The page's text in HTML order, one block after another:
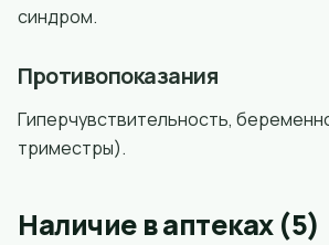
синдром.
Противопоказания
Гиперчувствительность,
триместры).
Наличие в аптеках (5)